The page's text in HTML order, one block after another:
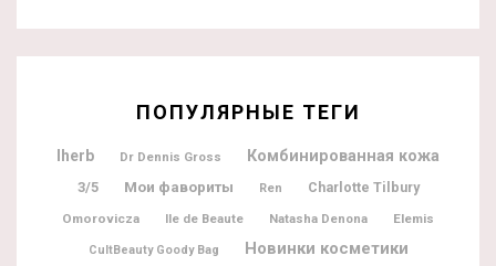
ПОПУЛЯРНЫЕ ТЕГИ
Iherb Dr Dennis Gross Комбинированная кожа
3/5 Мои фавориты Ren Charlotte Tilbury
Omorovicza Ile de Beaute Natasha Denona Elemis
CultBeauty Goody Bag Новинки косметики